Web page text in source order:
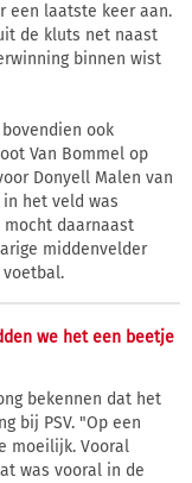
een laatste keer aan.
de kluts net naast
binnen wist
ook
Van Bommel op
Donyell Malen van
het veld was
daarnaast
middenvelder
we het een beetje
bekennen dat het
bij PSV. "Op een
moeilijk. Vooral
was vooral in de